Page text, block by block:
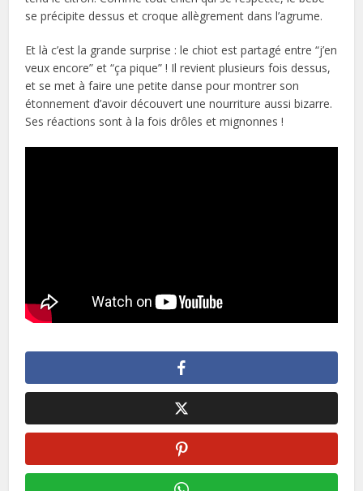
se précipite dessus et croque allègrement dans l’agrume.
Et là c’est la grande surprise : le chiot est partagé entre “j’en
veux encore” et “ça pique” ! Il revient plusieurs fois dessus,
et se met à faire une petite danse pour montrer son
étonnement d’avoir découvert une nourriture aussi bizarre.
Ses réactions sont à la fois drôles et mignonnes !